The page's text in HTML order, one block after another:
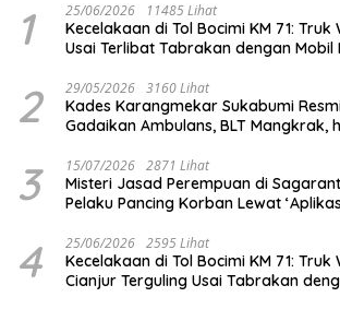
1 25/06/2026 11485 Lihat
Kecelakaan di Tol Bocimi KM 71: Truk
Usai Terlibat Tabrakan dengan Mobil
2 29/05/2026 3160 Lihat
Kades Karangmekar Sukabumi
Gadaikan Ambulans, BLT Mangkrak,
3 15/07/2026 2871 Lihat
Misteri Jasad Perempuan di
Pelaku Pancing Korban Lewat
4 25/06/2026 2595 Lihat
Kecelakaan di Tol Bocimi KM 71: Truk
Cianjur Terguling Usai Tabrakan